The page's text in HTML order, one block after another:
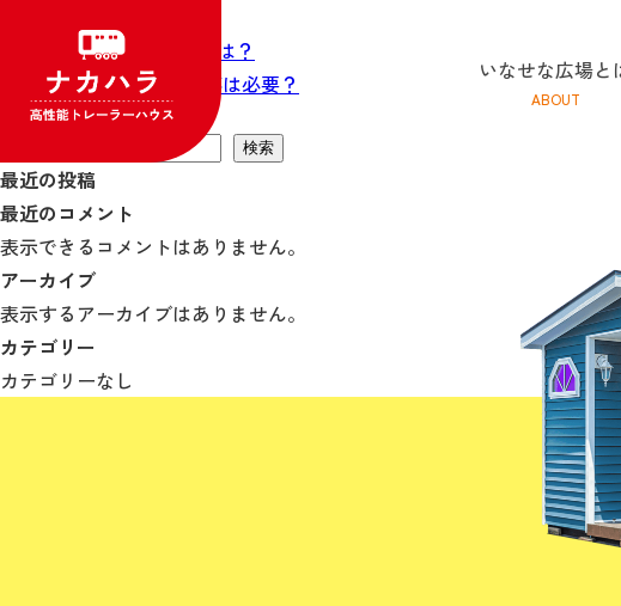
いなせな広場と
ABOUT
ゲ
ー
シ
ョ
ン
住民票や郵便物は？
基礎工事や舗装工事は必要？
検索
検索
最近の投稿
最近のコメント
表示できるコメントはありません。
アーカイブ
表示するアーカイブはありません。
カテゴリー
カテゴリーなし